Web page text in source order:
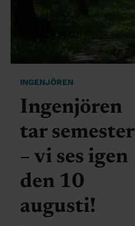
INGENJÖREN
Ingenjören
tar semester
– vi ses igen
den 10
augusti!